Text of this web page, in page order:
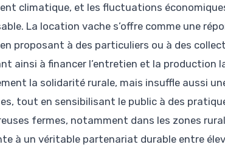
climatique, et les fluctuations
La location vache s’offre comme une
proposant à des particuliers ou à des
ainsi à financer l’entretien et la production
la solidarité rurale, mais insuffle aussi
tout en sensibilisant le public à des
fermes, notamment dans les zones
à un véritable partenariat durable entre